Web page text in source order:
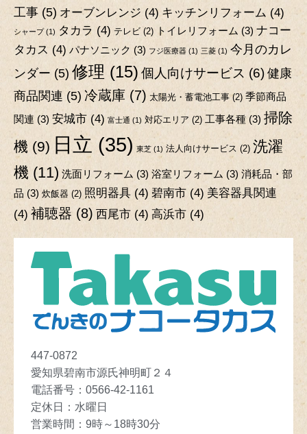
工事 (5) オーブンレンジ (4) キッチンリフォーム (4)
シャープ(1) タカラ (4) テレビ (2) トイレリフォーム (3) ナコー
タカス (4) パナソニック (3) フジ医療器 (1) 三菱 (1) 今月のカレ
ンダー (5) 修理 (15) 個人向けサービス (6) 健康
商品関連 (5) 冷蔵庫 (7) 太陽光・蓄電池工事(2) 季節商品
関連 (3) 安城市 (4) 富士通 (1) 対応エリア (2) 工事各種 (3) 掃除
機 (9) 日立 (35) 東芝 (1) 法人向けサービス (2) 洗濯
機 (11) 洗面リフォーム (3) 浴室リフォーム (3) 消耗品・部
品 (3) 炊飯器 (2) 照明器具 (4) 碧南市 (4) 美容器具関連
(4) 補聴器 (8) 西尾市 (4) 高浜市 (4)
447-0872
愛知県碧南市源氏神明町２４
電話番号： 0566-42-1161
定休日
： 水曜日
営業時間 ： 9時～ 18時30分